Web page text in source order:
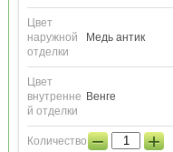
Цвет
наружной
отделки
Медь антик
Цвет
внутренне
й отделки
Венге
Количество:− +